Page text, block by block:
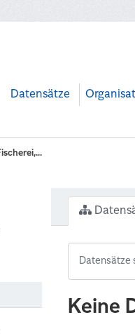
Datensätze
Keine